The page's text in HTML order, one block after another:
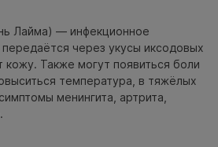
Лайма) — инфекционное
через укусы иксодовых
Также могут появиться боли
температура, в тяжёлых
менингита, артрита,